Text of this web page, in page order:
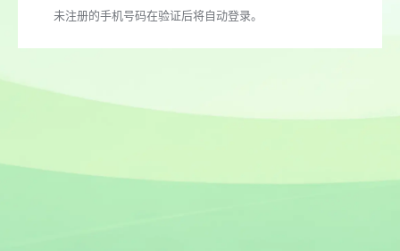
未注册的手机号码在验证后将自动登录。